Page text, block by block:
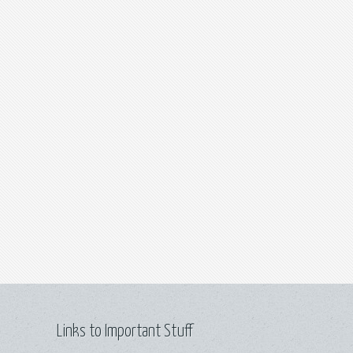
Links to Important Stuff